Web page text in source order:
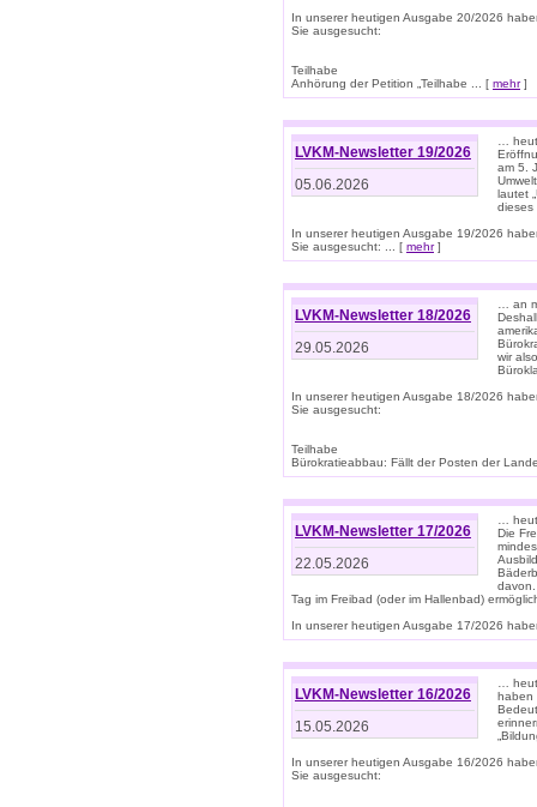
In unserer heutigen Ausgabe 20/2026
Sie ausgesucht:
Teilhabe
Anhörung der Petition „Teilhabe ... [ mehr]
LVKM-Newsletter 19/2026
05.06.2026
…
am 5.
lautet
dieses
In unserer heutigen Ausgabe 19/2026
Sie ausgesucht: ... [ mehr]
LVKM-Newsletter 18/2026
29.05.2026
… an
wir
In unserer heutigen Ausgabe 18/2026
Sie ausgesucht:
Teilhabe
Bürokratieabbau: Fällt der Posten der
LVKM-Newsletter 17/2026
22.05.2026
…
Die
davon.
Tag im Freibad (oder im Hallenbad)
In unserer heutigen Ausgabe 17/2026
LVKM-Newsletter 16/2026
15.05.2026
…
haben
In unserer heutigen Ausgabe 16/2026
Sie ausgesucht: